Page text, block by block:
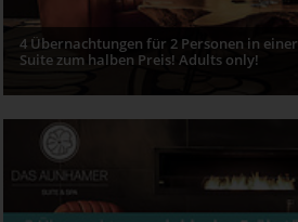
4 Übernachtungen für 2 Personen in einer
Suite zum halben Preis! Adults only!